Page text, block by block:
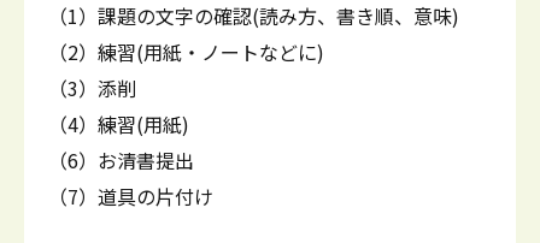
（1）課題の文字の確認(読み方、書き順、意味)
（2）練習(用紙・ノートなどに)
（3）添削
（4）練習(用紙)
（6）お清書提出
（7）道具の片付け